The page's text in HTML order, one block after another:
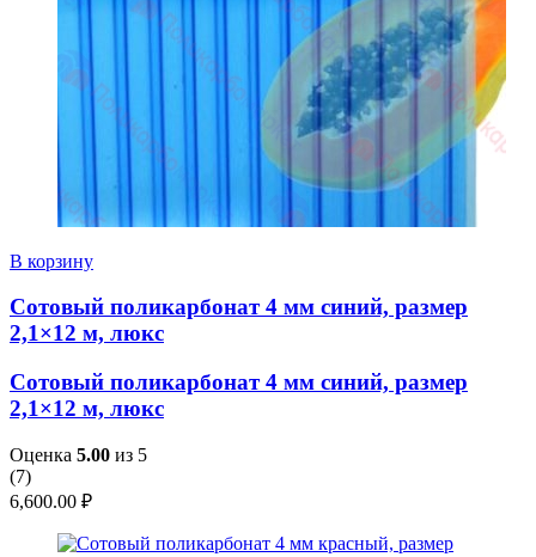
В корзину
Сотовый поликарбонат 4 мм синий, размер
2,1×12 м, люкс
Сотовый поликарбонат 4 мм синий, размер
2,1×12 м, люкс
Оценка 5.00 из 5
(7)
6,600.00 ₽